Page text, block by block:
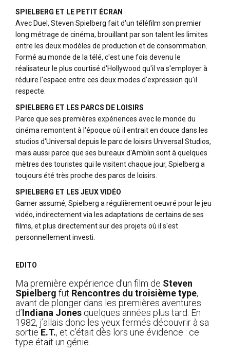
SPIELBERG ET LE PETIT ÉCRAN
Avec Duel, Steven Spielberg fait d'un téléfilm son premier
long métrage de cinéma, brouillant par son talent les limites
entre les deux modèles de production et de consommation.
Formé au monde de la télé, c'est une fois devenu le
réalisateur le plus courtisé d'Hollywood qu'il va s'employer à
réduire l'espace entre ces deux modes d'expression qu'il
respecte.
SPIELBERG ET LES PARCS DE LOISIRS
Parce que ses premières expériences avec le monde du
cinéma remontent à l'époque où il entrait en douce dans les
studios d'Universal depuis le parc de loisirs Universal Studios,
mais aussi parce que ses bureaux d'Amblin sont à quelques
mètres des touristes qui le visitent chaque jour, Spielberg a
toujours été très proche des parcs de loisirs.
SPIELBERG ET LES JEUX VIDÉO
Gamer assumé, Spielberg a régulièrement oeuvré pour le jeu
vidéo, indirectement via les adaptations de certains de ses
films, et plus directement sur des projets où il s'est
personnellement investi.
EDITO
Ma première expérience d’un film de Steven
Spielberg fut Rencontres du troisième type,
avant de plonger dans les premières aventures
d’Indiana Jones quelques années plus tard. En
1982, j’allais donc les yeux fermés découvrir à sa
sortie E.T., et c’était dès lors une évidence : ce
type était un génie.